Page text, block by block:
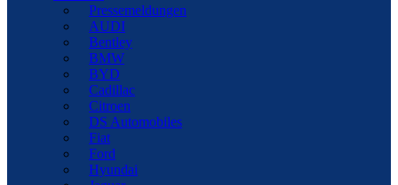
Pressemeldungen
AUDI
Bentley
BMW
BYD
Cadillac
Citroen
DS Automobiles
Fiat
Ford
Hyundai